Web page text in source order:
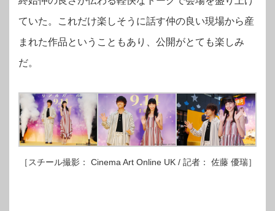
ていた。これだけ楽しそうに話す仲の良い現場から産
まれた作品ということもあり、公開がとても楽しみ
だ。
［スチール撮影： Cinema Art Online UK / 記者： 佐藤 優瑞］